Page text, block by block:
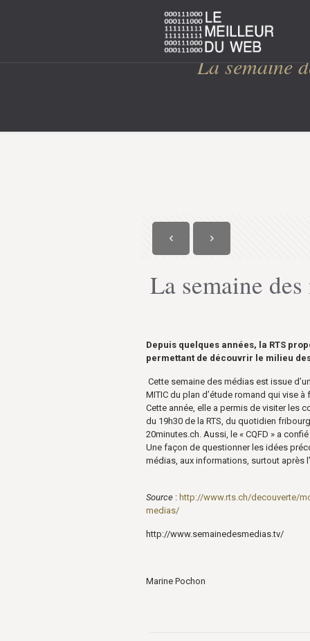
La semaine
La semaine
Depuis quelques années, la RTS
permettant de découvrir le milieu
Cette semaine des médias est issue
MITIC du plan d’étude romand qui vise
Cette année, elle a permis de visiter les
du 19h30 de la RTS, du quotidien
20minutes.ch. Aussi, le « CQFD » a
Une façon de questionner les idées
médias, aux informations, surtout après
Source : http://www.rts.ch/decouverte/
medias/
http://www.semainedesmedias.tv/
Marine Pochon